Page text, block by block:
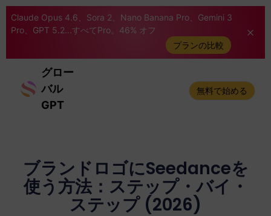
Claude Opus 4.6、Sora 2、Nano Banana Pro、Gemini 3
Pro、GPT 5.2...すべてPro。46% オフ
プランの比較
グロー
バル
GPT
無料で始める
ブランドロゴにSeedanceを
使う方法：ステップ・バイ・
ステップ (2026)